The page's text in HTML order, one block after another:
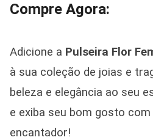
Compre Agora:
Adicione a Pulseira Flor
à sua coleção de joias e
beleza e elegância ao seu
e exiba seu bom gosto
encantador!